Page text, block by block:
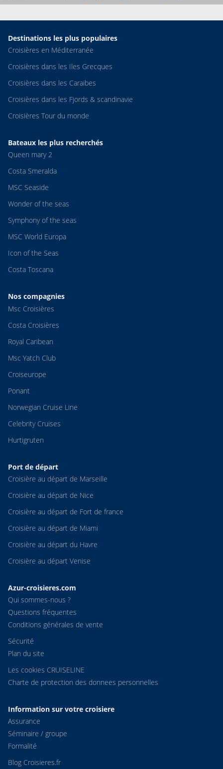
Destinations les plus populaires
Croisières en Méditerranée
Croisières dans les Iles Grecques
Croisières dans les Caraibes
Croisières dans les Fjords & scandinavie
Croisières Tour du monde
Bateaux les plus recherchés
Queen mary 2
Costa Smeralda
MSC Seaside
Wonder of the seas
Symphony of the seas
MSC World Europa
Icon of the Seas
Costa Toscana
Nos compagnies
Msc Croisières
Costa Croisières
Royal Caribean
Msc Yatch Club
Croiseurope
Ponant
Norwegian Cruise Line
Celebrity Cruises
Hurtigruten
Port de départ
Croisière au départ de Marseille
Croisière au départ de Nice
Croisière au départ de Fort de france
Croisière au départ de Miami
Croisière au départ du Havre
Croisière au départ Venise
Azur-croisieres.com
Qui sommes-nous ?
Questions fréquentes
Conditions générales de vente
Sécurité
Plan du site
Les cookies CRUISELINE
Charte de protection des donnees personnelles
Information sur votre croisiere
Assurance
Séminaire / groupe
Formalité
Blog Croisieres.fr